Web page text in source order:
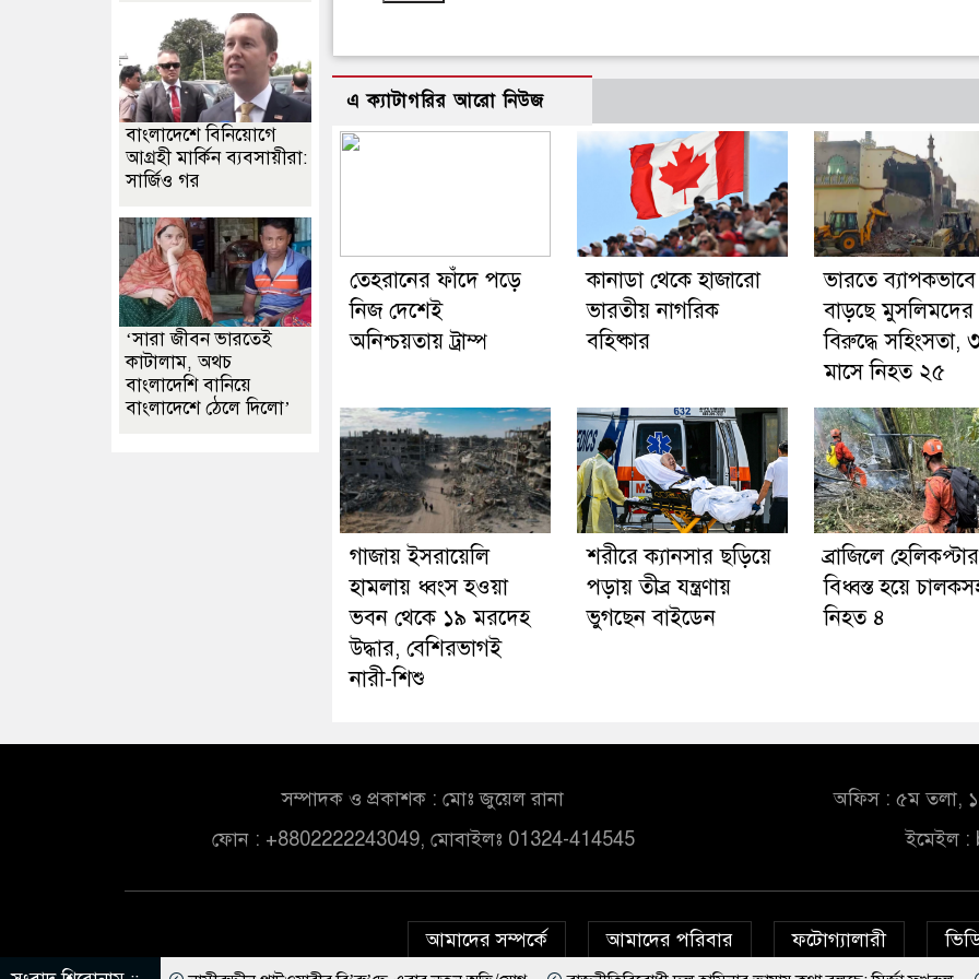
এ ক্যাটাগরির আরো নিউজ
তেহরানের ফাঁদে পড়ে
নিজ দেশেই
অনিশ্চয়তায় ট্রাম্প
কানাডা থেকে হাজারো
ভারতীয় নাগরিক
বহিষ্কার
ভারতে ব্যাপকভাবে
বাড়ছে মুসলিমদের
বিরুদ্ধে সহিংসতা,
মাসে নিহত ২৫
গাজায় ইসরায়েলি
হামলায় ধ্বংস হওয়া
ভবন থেকে ১৯ মরদেহ
উদ্ধার, বেশিরভাগই
নারী-শিশু
শরীরে ক্যানসার ছড়িয়ে
পড়ায় তীব্র যন্ত্রণায়
ভুগছেন বাইডেন
ব্রাজিলে হেলিকপ্টার
বিধ্বস্ত হয়ে
নিহত ৪
বাংলাদেশে বিনিয়োগে
আগ্রহী মার্কিন ব্যবসায়ীরা:
সার্জিও গর
‘সারা জীবন ভারতেই
কাটালাম, অথচ
বাংলাদেশি বানিয়ে
বাংলাদেশে ঠেলে দিলো’
সম্পাদক ও প্রকাশক : মোঃ জুয়েল রানা
ফোন : +8802222243049, মোবাইলঃ 01324-414545
অফিস : ৫ম তলা,
ইমেইল :
আমাদের সম্পর্কে আমাদের পরিবার ফটোগ্যালারী